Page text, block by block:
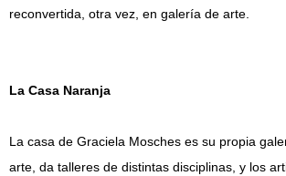
reconvertida, otra vez, en galería de arte.
La Casa Naranja
La casa de Graciela Mosches es su propia
arte, da talleres de distintas disciplinas, y los